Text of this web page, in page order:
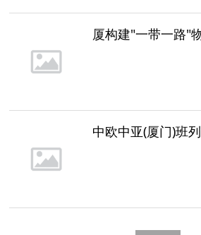
中欧中亚(厦门)班